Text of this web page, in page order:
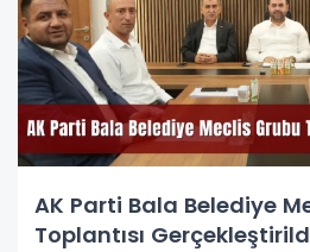
AK Parti Bala Belediye
Toplantısı